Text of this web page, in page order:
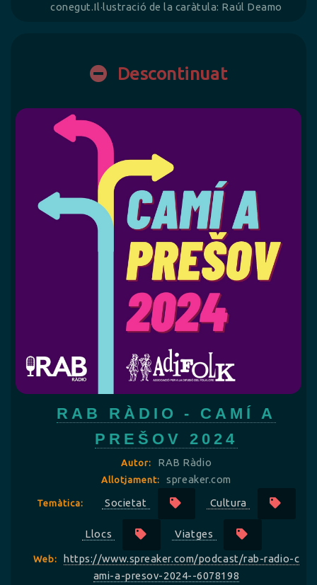
conegut.Il·lustració de la caràtula: Raúl Deamo
Descontinuat
RAB RÀDIO - CAMÍ A
PREŠOV 2024
Autor: RAB Ràdio
Allotjament: spreaker.com
Temàtica: Societat Cultura
Llocs Viatges
Web:
https://www.spreaker.com/podcast/rab-radio-c
ami-a-presov-2024--6078198